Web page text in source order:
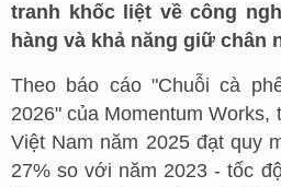
tranh khốc liệt về công
hàng và khả năng giữ chân
Theo báo cáo "Chuỗi cà
2026" của Momentum
Việt Nam năm 2025 đạt quy
27% so với năm 2023 - tốc